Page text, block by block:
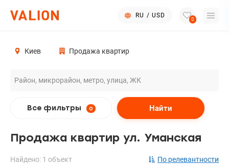
RU / USD
0
Киев Продажа квартир
Все фильтры 0 Найти
Продажа квартир ул. Уманская
Найдено: 1 объект По релевантности